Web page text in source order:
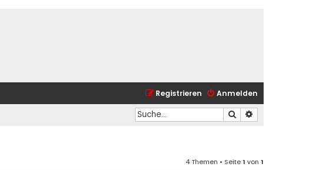
Anmelden
Registrieren
Suche
4 Themen • Seite1 von 1